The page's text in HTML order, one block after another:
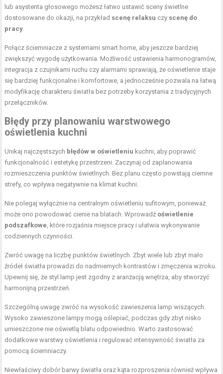
lub asystenta głosowego możesz łatwo ustawić sceny świetlne
dostosowane do okazji, na przykład scenę relaksu czy scenę do
pracy
Połącz ściemniacze z systemami smart home, aby jeszcze bardziej
zwiększyć wygodę użytkowania. Możliwość ustawienia harmonogramów,
integracja z czujnikami ruchu czy alarmami sprawiają, że oświetlenie staje
się bardziej funkcjonalne i komfortowe, a jednocześnie pozwala na łatwą
modyfikację charakteru światła bez potrzeby korzystania z tradycyjnych
przełączników.
Błędy przy planowaniu warstwowego
oświetlenia kuchni
Unikaj najczęstszych błędów w oświetleniu kuchni, aby poprawić
funkcjonalność i estetykę przestrzeni. Zaczynaj od zaplanowania
rozmieszczenia punktów świetlnych. Bez planu często powstają ciemne
strefy, co wpływa negatywnie na klimat kuchni.
Nie polegaj wyłącznie na centralnym oświetleniu sufitowym, ponieważ
może ono powodować cienie na blatach. Wprowadź oświetlenie
podszafkowe , które rozjaśnia miejsce pracy i ułatwia wykonywanie
codziennych czynności.
Zwróć uwagę na liczbę punktów świetlnych. Zbyt wiele lub zbyt mało
źródeł światła prowadzi do nadmiernych kontrastów i zmęczenia wzroku.
Upewnij się, że styl lamp jest zgodny z aranżacją wnętrza, aby stworzyć
harmonijną przestrzeń.
Szczególną uwagę zwróć na wysokość zawieszenia lamp wiszących.
Wysoko zawieszone lampy mogą oślepiać, podczas gdy zbyt nisko
umieszczone nie oświetlą blatu odpowiednio. Warto zastosować
dodatkowe warstwy oświetlenia i regulować intensywność światła za
pomocą ściemniaczy.
Niewłaściwy dobór barwy światła oraz kąta rozproszenia również wpływa